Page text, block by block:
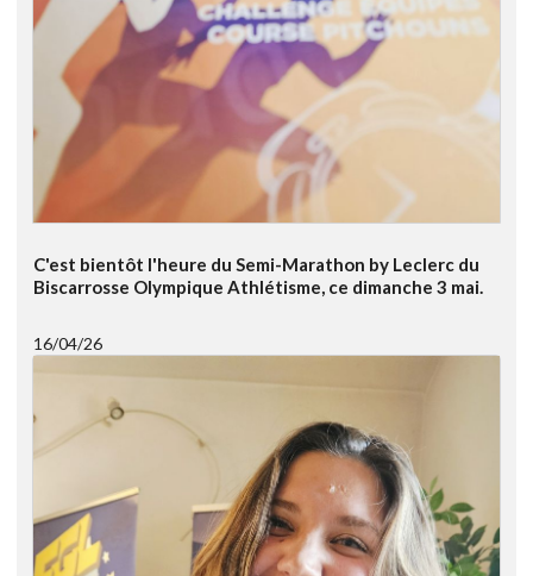
C'est bientôt l'heure du Semi-Marathon by Leclerc du
Biscarrosse Olympique Athlétisme, ce dimanche 3 mai.
16/04/26